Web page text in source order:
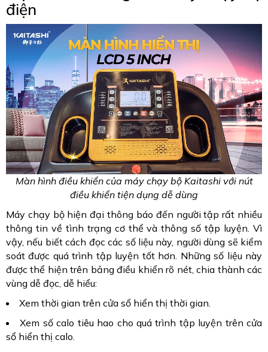
điện
Màn hình điều khiển của máy chạy bộ Kaitashi với nút
điều khiển tiện dụng dễ dùng
Máy chạy bộ hiện đại thông báo đến người tập rất nhiều
thông tin về tình trạng cơ thể và thông số tập luyện. Vì
vậy, nếu biết cách đọc các số liệu này, người dùng sẽ kiểm
soát được quá trình tập luyện tốt hơn. Những số liệu này
được thể hiện trên bảng điều khiển rõ nét, chia thành các
vùng dễ đọc, dễ hiểu:
Xem thời gian trên cửa sổ hiển thị thời gian.
Xem số calo tiêu hao cho quá trình tập luyện trên cửa
sổ hiển thị calo.